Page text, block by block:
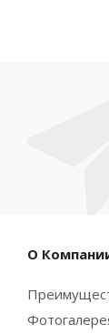
О